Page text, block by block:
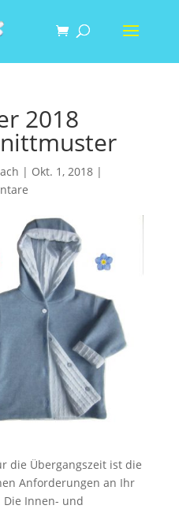
2018
| Okt. 1, 2018|
die Übergangszeit ist die
Anforderungen an Ihr
Innen- und